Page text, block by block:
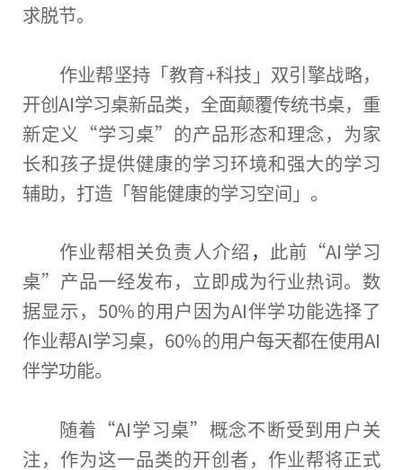
求脱节。
作业帮坚持「教育+科技」双引擎战略，
开创AI学习桌新品类，全面颠覆传统书桌，重
新定义“学习桌”的产品形态和理念，为家
长和孩子提供健康的学习环境和强大的学习
辅助，打造「智能健康的学习空间」。
作业帮相关负责人介绍 ， 此前“AI学习
桌”产品一经发布，立即成为行业热词。数
据显示，50%的用户因为AI伴学功能选择了
作业帮AI学习桌，60%的用户每天都在使用AI
伴学功能。
随着“AI学习桌”概念不断受到用户关
注，作为这一品类的开创者，作业帮将正式